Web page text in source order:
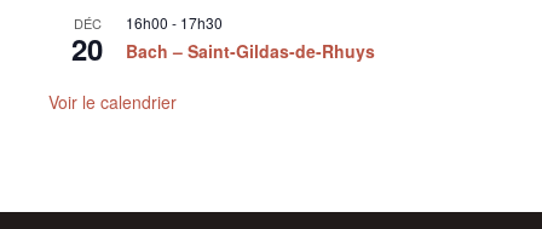
DÉC
20
16h00 - 17h30
Bach – Saint-Gildas-de-Rhuys
Voir le calendrier